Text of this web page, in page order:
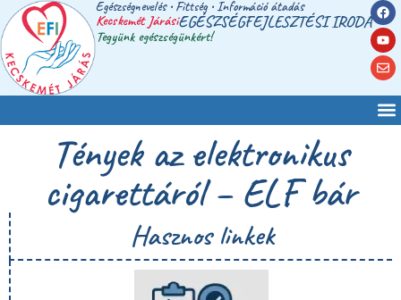
Egészségnevelés • Fittség • Információ átadás
Kecskemét JárásiEGÉSZSÉGFEJLESZTÉSI IRODA
Tegyünk egészségünkért!
Tények az elektronikus
cigarettáról – ELF bár
Hasznos linkek